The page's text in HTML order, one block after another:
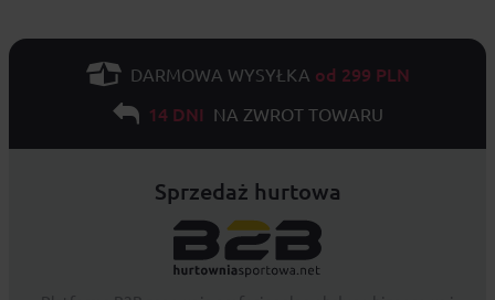
DARMOWA WYSYŁKA od 299 PLN
14 DNI NA ZWROT TOWARU
Sprzedaż hurtowa